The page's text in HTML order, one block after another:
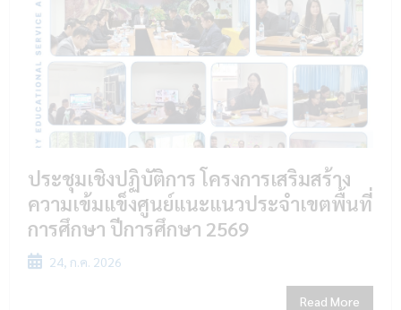
ประชุมเชิงปฏิบัติการ โครงการเสริมสร้าง
ความเข้มแข็งศูนย์แนะแนวประจำเขตพื้นที่
การศึกษา ปีการศึกษา 2569
24, ก.ค. 2026
Read More